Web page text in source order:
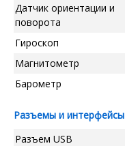
Датчик ориентации и
поворота
Гироскоп
Магнитометр
Барометр
Разъемы и интерфейсы
Разъем USB